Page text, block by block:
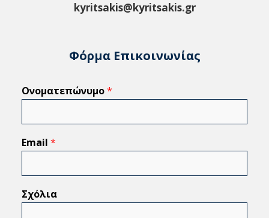
kyritsakis@kyritsakis.gr
Φόρμα Επικοινωνίας
Ονοματεπώνυμο*
Email *
Σχόλια